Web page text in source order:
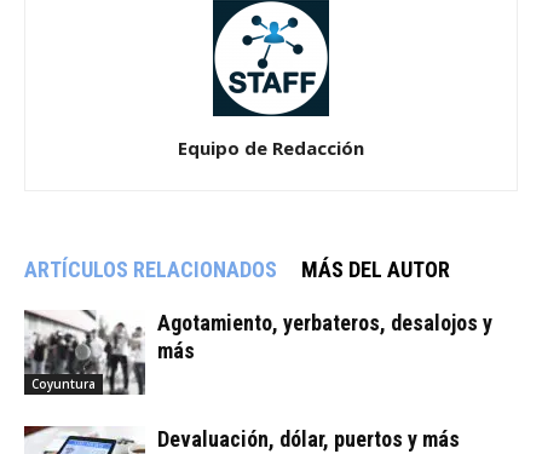
Equipo de Redacción
ARTÍCULOS RELACIONADOS MÁS DEL AUTOR
Coyuntura
Agotamiento, yerbateros, desalojos y
más
Devaluación, dólar, puertos y más